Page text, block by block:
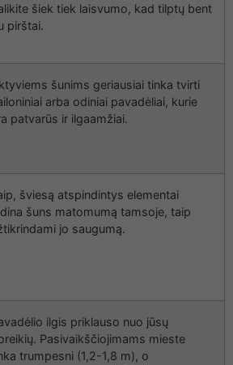
šiek tiek laisvumo, kad tilptų bent
pirštai.
šunims geriausiai tinka tvirti
arba odiniai pavadėliai, kurie
patvarūs ir ilgaamžiai.
šviesą atspindintys elementai
šuns matomumą tamsoje, taip
jo saugumą.
ilgis priklauso nuo jūsų
Pasivaikščiojimams mieste
trumpesni (1,2-1,8 m), o